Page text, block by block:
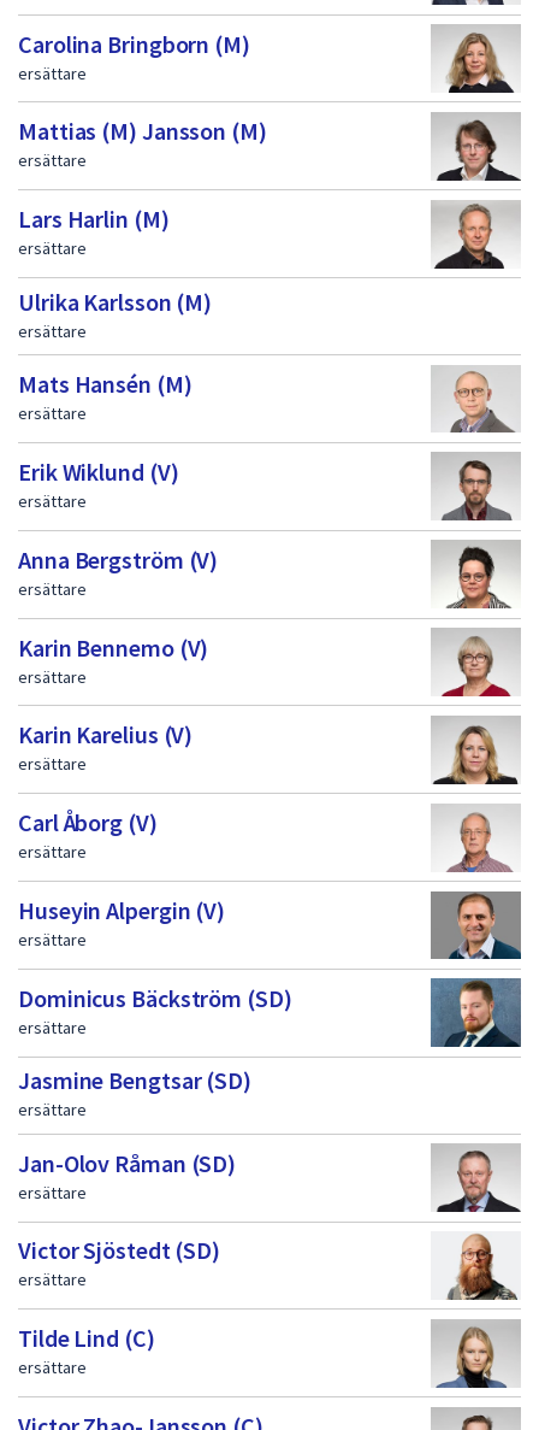
Carolina Bringborn (M)
ersättare
Mattias (M) Jansson (M)
ersättare
Lars Harlin (M)
ersättare
Ulrika Karlsson (M)
ersättare
Mats Hansén (M)
ersättare
Erik Wiklund (V)
ersättare
Anna Bergström (V)
ersättare
Karin Bennemo (V)
ersättare
Karin Karelius (V)
ersättare
Carl Åborg (V)
ersättare
Huseyin Alpergin (V)
ersättare
Dominicus Bäckström (SD)
ersättare
Jasmine Bengtsar (SD)
ersättare
Jan-Olov Råman (SD)
ersättare
Victor Sjöstedt (SD)
ersättare
Tilde Lind (C)
ersättare